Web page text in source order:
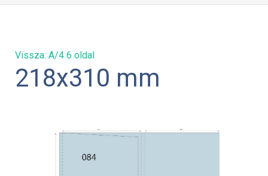
Vissza: A/4 6 oldal
218x310 mm